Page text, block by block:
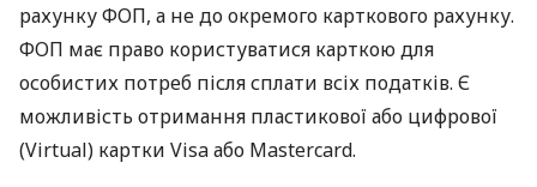
рахунку ФОП, а не до окремого карткового рахунку.
ФОП має право користуватися карткою для
особистих потреб після сплати всіх податків. Є
можливість отримання пластикової або цифрової
(Virtual) картки Visa або Mastercard.